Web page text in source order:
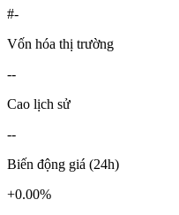
#-
Vốn hóa thị trường
--
Cao lịch sử
--
Biến động giá (24h)
+0.00%